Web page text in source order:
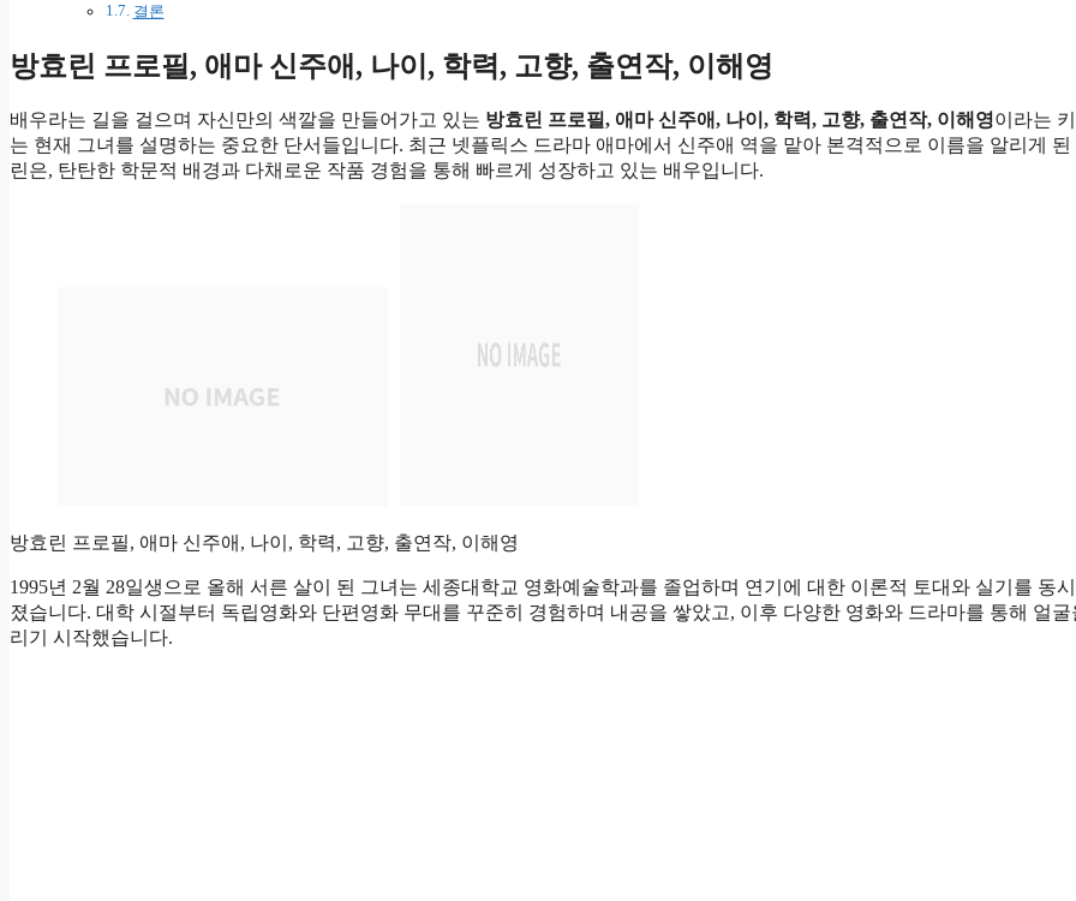
결론
방효린 프로필, 애마 신주애, 나이, 학력, 고향, 출연작, 이해영
배우라는 길을 걸으며 자신만의 색깔을 만들어가고 있는 방효린 프로필, 애마 신주애, 나이, 학력, 고향, 출연작, 이해영이라는
는 현재 그녀를 설명하는 중요한 단서들입니다. 최근 넷플릭스 드라마 애마에서 신주애 역을 맡아 본격적으로 이름을 알리게 된
린은, 탄탄한 학문적 배경과 다채로운 작품 경험을 통해 빠르게 성장하고 있는 배우입니다.
방효린 프로필, 애마 신주애, 나이, 학력, 고향, 출연작, 이해영
1995년 2월 28일생으로 올해 서른 살이 된 그녀는 세종대학교 영화예술학과를 졸업하며 연기에 대한 이론적 토대와 실기를 동
졌습니다. 대학 시절부터 독립영화와 단편영화 무대를 꾸준히 경험하며 내공을 쌓았고, 이후 다양한 영화와 드라마를 통해 얼굴
리기 시작했습니다.